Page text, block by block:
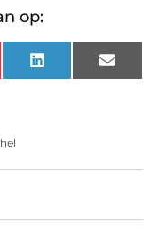
op:
LinkedIn Email